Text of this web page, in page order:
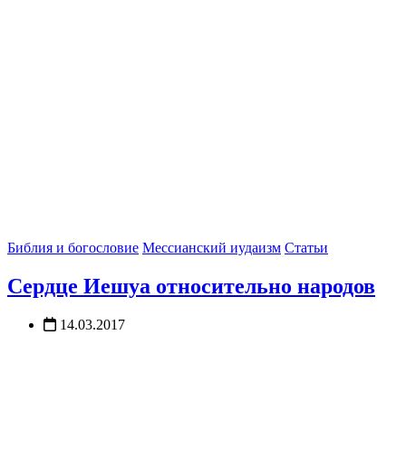
Библия и богословие Мессианский иудаизм Статьи
Сердце Иешуа относительно народов
14.03.2017